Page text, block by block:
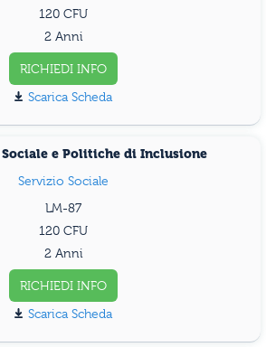
120
2 Anni
RICHIEDI INFO
Scarica Scheda
e Politiche di Inclusione
Servizio Sociale
LM-87
120
2 Anni
RICHIEDI INFO
Scarica Scheda